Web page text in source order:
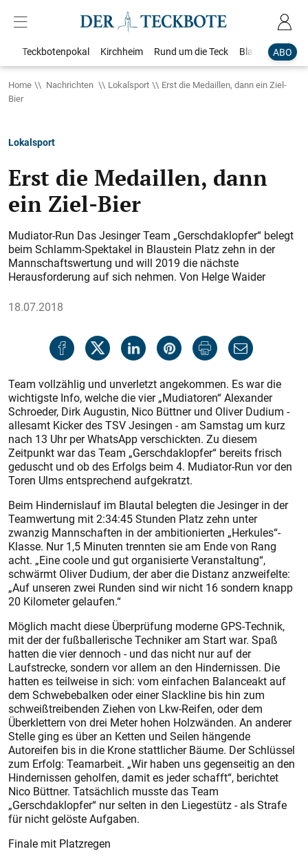
ABO
Teckbotenpokal Kirchheim Rund um die Teck Blaulicht
Home Nachrichten Lokalsport
Erst die Medaillen, dann ein Ziel-
Bier
Lokalsport
Erst die Medaillen, dann
ein Ziel-Bier
Mudiator-Run Das Jesinger Team „Gerschdaklopfer“ belegt
beim Schlamm-Spektakel in Blaustein Platz zehn in der
Mannschaftswertung und will 2019 die nächste
Herausforderung auf sich nehmen. Von Helge Waider
18.07.2018
Team vollzählig und unverletzt angekommen. Es war die
wichtigste Info, welche die vier „Mudiatoren“ Alexander
Schroeder, Dirk Augustin, Nico Büttner und Oliver Dudium -
allesamt Kicker des TSV Jesingen - am Samstag um kurz
nach 13 Uhr per WhatsApp verschickten. Zu diesem
Zeitpunkt war das Team „Gerschdaklopfer“ bereits frisch
geduscht und ob des Erfolgs beim 4. Mudiator-Run vor den
Toren Ulms entsprechend aufgekratzt.
Beim Hindernislauf im Blautal belegten die Jesinger in der
Teamwertung mit 2:34:45 Stunden Platz zehn unter
zwanzig Mannschaften in der ambitionierten „Herkules“-
Klasse. Nur 1,5 Minuten trennten sie am Ende von Rang
acht. „Eine coole und gut organisierte Veranstaltung“,
schwärmt Oliver Dudium, der aber die Distanz anzweifelte:
„Auf unseren zwei Runden sind wir nicht 16 sondern knapp
20 Kilometer gelaufen.“
Möglich macht diese Überprüfung moderne GPS-Technik,
mit der der fußballerische Techniker am Start war. Spaß
hatten die vier dennoch - und das nicht nur auf der
Laufstrecke, sondern vor allem an den Hindernissen. Die
hatten es teilweise in sich: vom einfachen Balanceakt auf
dem Schwebebalken oder einer Slackline bis hin zum
schweißtreibenden Ziehen von Lkw-Reifen, oder dem
Überklettern von drei Meter hohen Holzwänden. An anderer
Stelle ging es über an Ketten und Seilen hängende
Autoreifen bis in die Krone stattlicher Bäume. Der Schlüssel
zum Erfolg: Teamarbeit. „Wir haben uns gegenseitig an den
Hindernissen geholfen, damit es jeder schafft“, berichtet
Nico Büttner. Tatsächlich musste das Team
„Gerschdaklopfer“ nur selten in den Liegestütz - als Strafe
für nicht gelöste Aufgaben.
Finale mit Platzregen